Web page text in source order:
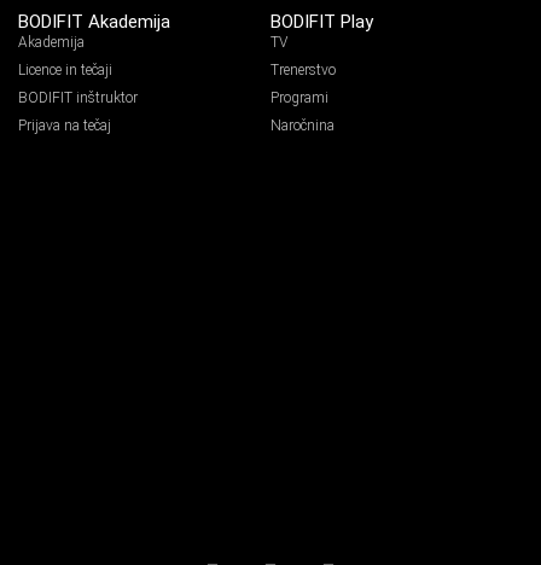
BODIFIT Akademija
Akademija
Licence in tečaji
BODIFIT inštruktor
Prijava na tečaj
BODIFIT Play
TV
Trenerstvo
Programi
Naročnina